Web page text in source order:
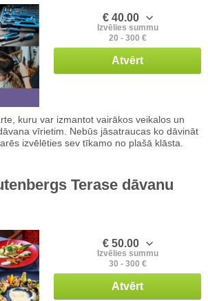
€ 40.00
Izvēlies summu
20 - 300 €
Atvērt
kuru var izmantot vairākos veikalos un
vīrietim. Nebūs jāsatraucas ko dāvināt
izvēlēties sev tīkamo no plašā klāsta.
Terase dāvanu
€ 50.00
Izvēlies summu
30 - 300 €
Atvērt